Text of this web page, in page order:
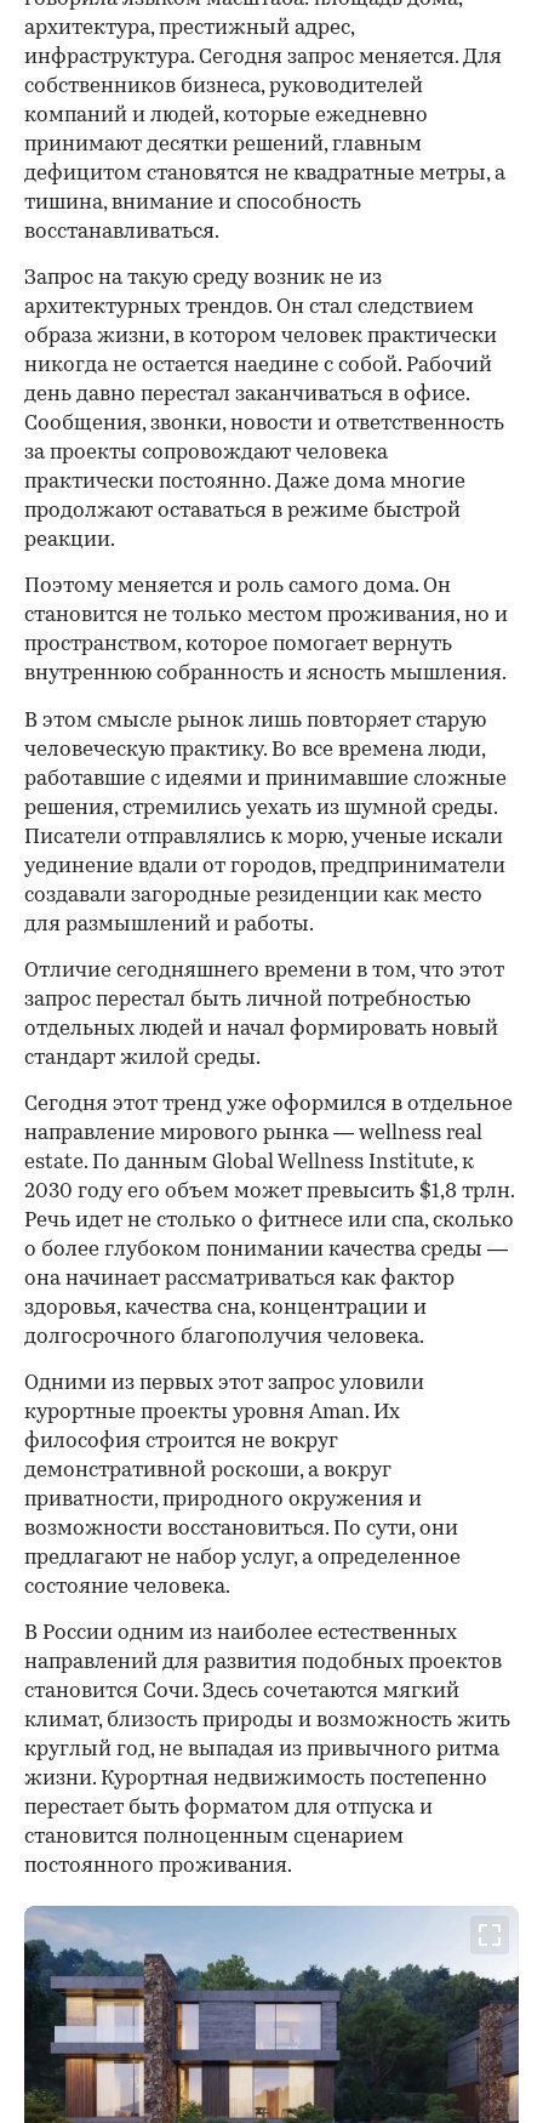
архитектура, престижный адрес,
инфраструктура. Сегодня запрос меняется. Для
собственников бизнеса, руководителей
компаний и людей, которые ежедневно
принимают десятки решений, главным
дефицитом становятся не квадратные метры, а
тишина, внимание и способность
восстанавливаться.
Запрос на такую среду возник не из
архитектурных трендов. Он стал следствием
образа жизни, в котором человек практически
никогда не остается наедине с собой. Рабочий
день давно перестал заканчиваться в офисе.
Сообщения, звонки, новости и ответственность
за проекты сопровождают человека
практически постоянно. Даже дома многие
продолжают оставаться в режиме быстрой
реакции.
Поэтому меняется и роль самого дома. Он
становится не только местом проживания, но и
пространством, которое помогает вернуть
внутреннюю собранность и ясность мышления.
В этом смысле рынок лишь повторяет старую
человеческую практику. Во все времена люди,
работавшие с идеями и принимавшие сложные
решения, стремились уехать из шумной среды.
Писатели отправлялись к морю, ученые искали
уединение вдали от городов, предприниматели
создавали загородные резиденции как место
для размышлений и работы.
Отличие сегодняшнего времени в том, что этот
запрос перестал быть личной потребностью
отдельных людей и начал формировать новый
стандарт жилой среды.
Сегодня этот тренд уже оформился в отдельное
направление мирового рынка — wellness real
estate. По данным Global Wellness Institute, к
2030 году его объем может превысить $1,8 трлн.
Речь идет не столько о фитнесе или спа, сколько
о более глубоком понимании качества среды —
она начинает рассматриваться как фактор
здоровья, качества сна, концентрации и
долгосрочного благополучия человека.
Одними из первых этот запрос уловили
курортные проекты уровня Aman. Их
философия строится не вокруг
демонстративной роскоши, а вокруг
приватности, природного окружения и
возможности восстановиться. По сути, они
предлагают не набор услуг, а определенное
состояние человека.
В России одним из наиболее естественных
направлений для развития подобных проектов
становится Сочи. Здесь сочетаются мягкий
климат, близость природы и возможность жить
круглый год, не выпадая из привычного ритма
жизни. Курортная недвижимость постепенно
перестает быть форматом для отпуска и
становится полноценным сценарием
постоянного проживания.